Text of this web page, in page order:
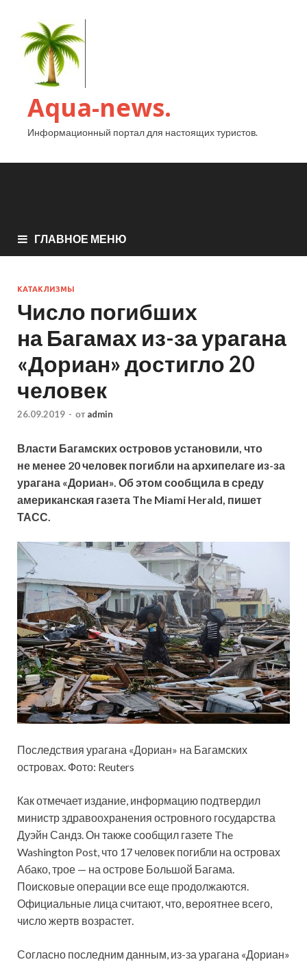
Aqua-news.
Информационный портал для настоящих туристов.
ГЛАВНОЕ МЕНЮ
КАТАКЛИЗМЫ
Число погибших
на Багамах из-за урагана
«Дориан» достигло 20
человек
26.09.2019 - от admin
Власти Багамских островов установили, что
не менее 20 человек погибли на архипелаге из-за
урагана «Дориан». Об этом сообщила в среду
американская газета The Miami Herald, пишет
ТАСС.
Последствия урагана «Дориан» на Багамских
островах. Фото: Reuters
Как отмечает издание, информацию подтвердил
министр здравоохранения островного государства
Дуэйн Сандз. Он также сообщил газете The
Washington Post, что 17 человек погибли на островах
Абако, трое — на острове Большой Багама.
Поисковые операции все еще продолжаются.
Официальные лица считают, что, вероятнее всего,
число жертв возрастет.
Согласно последним данным, из-за урагана «Дориан»